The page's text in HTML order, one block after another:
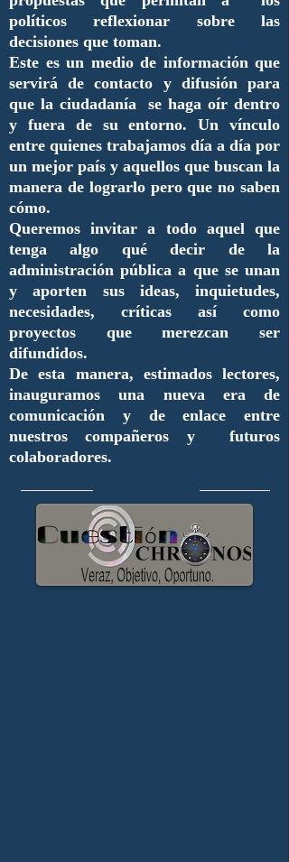
políticos reflexionar sobre las
decisiones que toman.
Este es un medio de información que
servirá de contacto y difusión para
que la ciudadanía se haga oír dentro
y fuera de su entorno. Un vínculo
entre quienes trabajamos día a día por
un mejor país y aquellos que buscan la
manera de lograrlo pero que no saben
cómo.
Queremos invitar a todo aquel que
tenga algo qué decir de la
administración pública a que se unan
y aporten sus ideas, inquietudes,
necesidades, críticas así como
proyectos que merezcan ser
difundidos.
De esta manera, estimados lectores,
inauguramos una nueva era de
comunicación y de enlace entre
nuestros compañeros y futuros
colaboradores.